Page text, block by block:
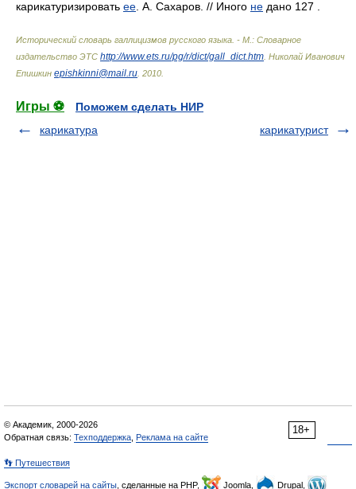
карикатуризировать ее . А. Сахаров. // Иного не дано 127 .
Исторический словарь галлицизмов русского языка. - М.: Словарное
издательство ЭТС http://www.ets.ru/pg/r/dict/gall_dict.htm Николай Иванович
Епишкин epishkinni@mail.ru 2010
Игры ⚽
Поможем сделать НИР
карикатура
карикатурист
18+
© Академик, 2000-2026
Обратная связь: Техподдержка Реклама на сайте
👣 Путешествия
Экспорт словарей на сайты , сделанные на PHP, Joomla, Drupal,